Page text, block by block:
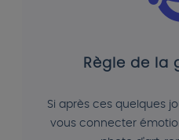
Règle de la
Si après ces quelques
vous connecter